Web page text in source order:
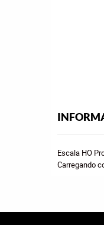
Escala HO
Carregando